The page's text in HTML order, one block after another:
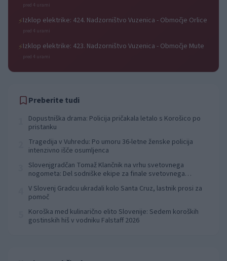
pred 4 urami
⚡Izklop elektrike: 424. Nadzorništvo Vuzenica - Območje Orlice
pred 4 urami
⚡Izklop elektrike: 423. Nadzorništvo Vuzenica - Območje Mute
pred 4 urami
Preberite tudi
Dopustniška drama: Policija pričakala letalo s Korošico po
pristanku
Tragedija v Vuhredu: Po umoru 36-letne ženske policija
intenzivno išče osumljenca
Slovenjgradčan Tomaž Klančnik na vrhu svetovnega
nogometa: Del sodniške ekipe za finale svetovnega
V Slovenj Gradcu ukradali kolo Santa Cruz, lastnik prosi za
pomoč
Koroška med kulinarično elito Slovenije: Sedem koroških
gostinskih hiš v vodniku Falstaff 2026